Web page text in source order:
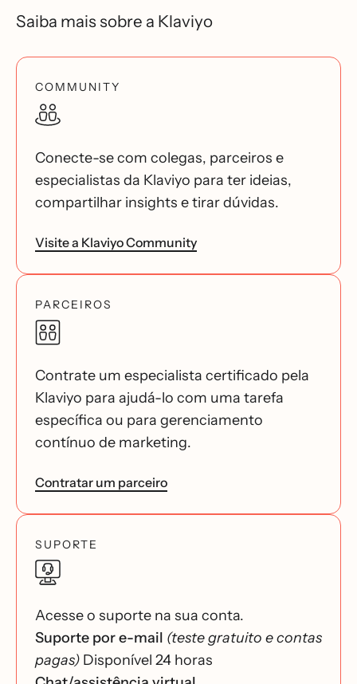
Saiba mais sobre a Klaviyo
COMMUNITY
Conecte-se com colegas, parceiros e
especialistas da Klaviyo para ter ideias,
compartilhar insights e tirar dúvidas.
Visite a Klaviyo Community
PARCEIROS
Contrate um especialista certificado pela
Klaviyo para ajudá-lo com uma tarefa
específica ou para gerenciamento
contínuo de marketing.
Contratar um parceiro
SUPORTE
Acesse o suporte na sua conta.
Suporte por e-mail (teste gratuito e contas
pagas) Disponível 24 horas